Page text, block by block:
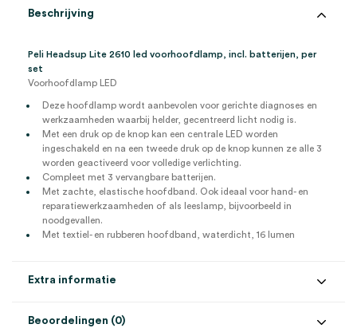
batterijen
Beschrijving
Peli Headsup Lite 2610 led voorhoofdlamp, incl. batterijen, per
set
Voorhoofdlamp LED
Deze hoofdlamp wordt aanbevolen voor gerichte diagnoses en
werkzaamheden waarbij helder, gecentreerd licht nodig is.
Met een druk op de knop kan een centrale LED worden
ingeschakeld en na een tweede druk op de knop kunnen ze alle 3
worden geactiveerd voor volledige verlichting.
Compleet met 3 vervangbare batterijen.
Met zachte, elastische hoofdband. Ook ideaal voor hand- en
reparatiewerkzaamheden of als leeslamp, bijvoorbeeld in
noodgevallen.
Met textiel- en rubberen hoofdband, waterdicht, 16 lumen
Extra informatie
Beoordelingen (0)